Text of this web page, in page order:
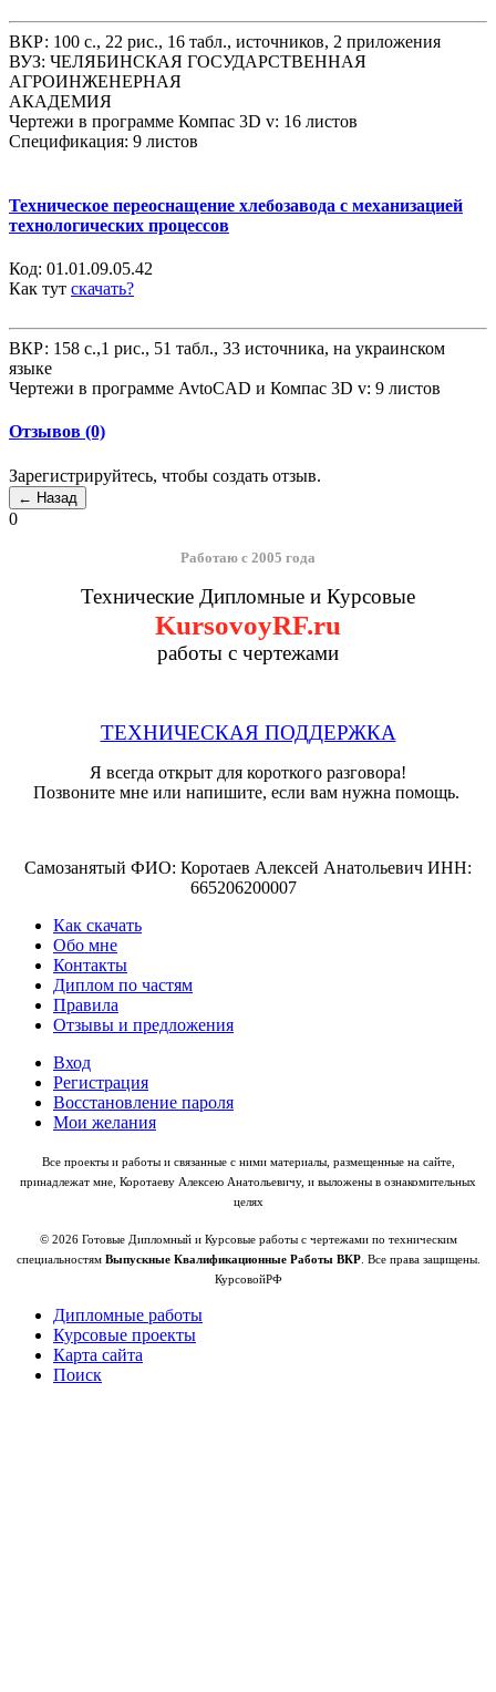
ВКР: 100 с., 22 рис., 16 табл., источников, 2 приложения
ВУЗ: ЧЕЛЯБИНСКАЯ ГОСУДАРСТВЕННАЯ
АГРОИНЖЕНЕРНАЯ
АКАДЕМИЯ
Чертежи в программе Компас 3D v: 16 листов
Спецификация: 9 листов
Техническое переоснащение хлебозавода с механизацией
технологических процессов
Код: 01.01.09.05.42
Как тут скачать?
ВКР: 158 с.,1 рис., 51 табл., 33 источника, на украинском
языке
Чертежи в программе AvtoCAD и Компас 3D v: 9 листов
Отзывов (0)
Зарегистрируйтесь, чтобы создать отзыв.
0
Работаю с 2005 года
Технические Дипломные и Курсовые
KursovoyRF.ru
работы с чертежами
ТЕХНИЧЕСКАЯ ПОДДЕРЖКА
Я всегда открыт для короткого разговора!
Позвоните мне или напишите, если вам нужна помощь.
Самозанятый ФИО: Коротаев Алексей Анатольевич ИНН:
665206200007
Как скачать
Обо мне
Контакты
Диплом по частям
Правила
Отзывы и предложения
Вход
Регистрация
Восстановление пароля
Мои желания
Все проекты и работы и связанные с ними материалы, размещенные на сайте,
принадлежат мне, Коротаеву Алексею Анатольевичу, и выложены в ознакомительных
целях
© 2026 Готовые Дипломный и Курсовые работы с чертежами по техническим
специальностям Выпускные Квалификационные Работы ВКР. Все права защищены.
КурсовойРФ
Дипломные работы
Курсовые проекты
Карта сайта
Поиск